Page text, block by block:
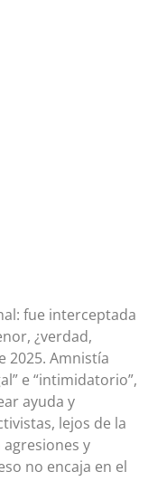
fue interceptada
¿verdad,
2025. Amnistía
e “intimidatorio”,
ayuda y
lejos de la
y
no encaja en el